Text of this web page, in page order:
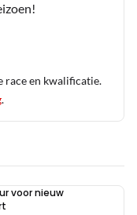
race en kwalificatie.
.
voor nieuw